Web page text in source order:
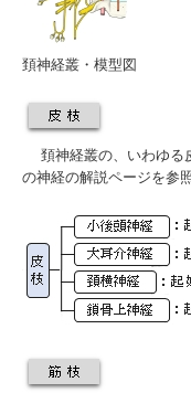
頚神経叢・模型図
頚神経叢の、いわゆる
の神経の解説ページを参